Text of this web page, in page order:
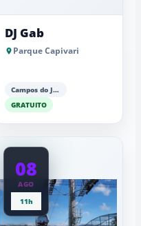
DJ Gab
Parque Capivari
Campos do Jordão
GRATUITO
08
AGO
11h